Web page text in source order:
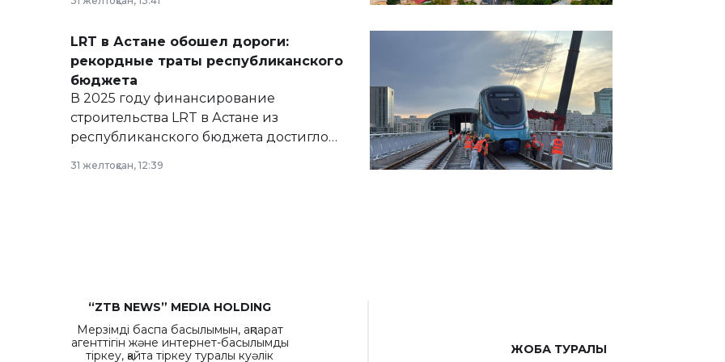
сайте маслихат города.
LRT в Астане обошел дороги:
рекордные траты республиканского
бюджета
В 2025 году финансирование
строительства LRT в Астане из
республиканского бюджета достигло
31 желтоқсан, 12:39
“ZTB NEWS” MEDIA HOLDING
Мерзімді баспа басылымын, ақпарат
агенттігін және интернет-басылымды
тіркеу, қайта тіркеу туралы куәлік
ЖОБА ТУРАЛЫ